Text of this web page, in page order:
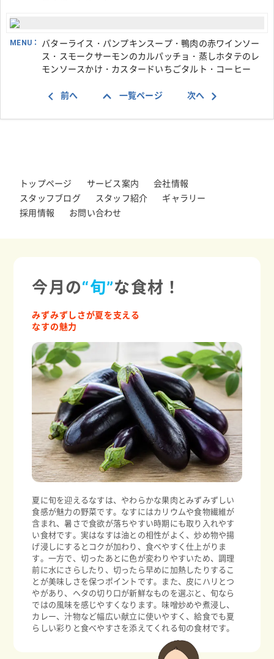
MENU：
バターライス・パンプキンスープ・鴨肉の赤ワインソー
ス・スモークサーモンのカルパッチョ・蒸しホタテのレ
モンソースかけ・カスタードいちごタルト・コーヒー
前へ 一覧ページ 次へ
トップページ サービス案内
会社情報
スタッフブログ
スタッフ紹介
ギャラリー
採用情報
お問い合わせ
今月の“旬”な食材！
みずみずしさが夏を支える
なすの魅力
夏に旬を迎えるなすは、やわらかな果肉とみずみずしい
食感が魅力の野菜です。なすにはカリウムや食物繊維が
含まれ、暑さで食欲が落ちやすい時期にも取り入れやす
い食材です。実はなすは油との相性がよく、炒め物や揚
げ浸しにするとコクが加わり、食べやすく仕上がりま
す。一方で、切ったあとに色が変わりやすいため、調理
前に水にさらしたり、切ったら早めに加熱したりするこ
とが美味しさを保つポイントです。また、皮にハリとつ
やがあり、ヘタの切り口が新鮮なものを選ぶと、旬なら
ではの風味を感じやすくなります。味噌炒めや煮浸し、
カレー、汁物など幅広い献立に使いやすく、給食でも夏
らしい彩りと食べやすさを添えてくれる旬の食材です。